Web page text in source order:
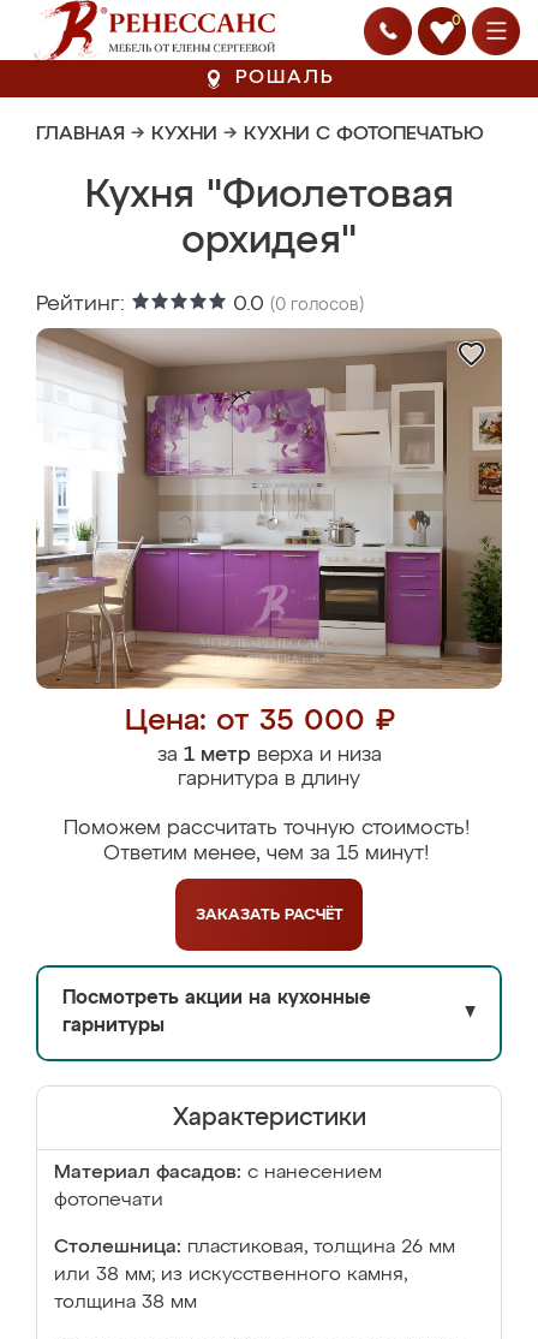
0
РОШАЛЬ
ГЛАВНАЯ → КУХНИ → КУХНИ С ФОТОПЕЧАТЬЮ
Кухня "Фиолетовая
орхидея"
Рейтинг: 0.0 (0 голосов)
Цена: от 35 000 ₽
за 1 метрверха и низа
гарнитура в длину
Поможем рассчитать точную стоимость!
Ответим менее, чем за 15 минут!
ЗАКАЗАТЬ РАСЧЁТ
Посмотреть акции на кухонные
гарнитуры
▼
Характеристики
Материал фасадов: с нанесением
фотопечати
Столешница: пластиковая, толщина 26 мм
или 38 мм; из искусственного камня,
толщина 38 мм